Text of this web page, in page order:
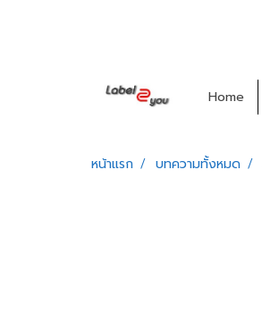
Home
หน้าแรก บทความทั้งหมด